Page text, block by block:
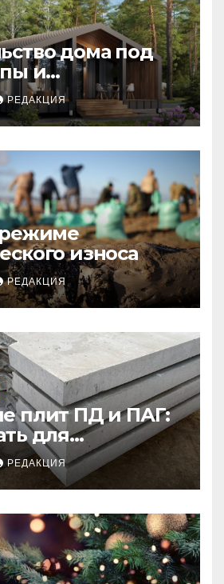
дома под
и
бюджета
РЕДАКЦИЯ
износа
РЕДАКЦИЯ
плит ПД и ПАГ:
для
и прочного
РЕДАКЦИЯ